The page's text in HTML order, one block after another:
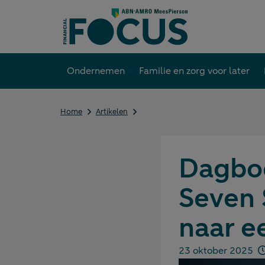
Ondernemen Familie en zorg voor later
Home Artikelen
naar
Gepubliceerd op:
23 oktober 2025